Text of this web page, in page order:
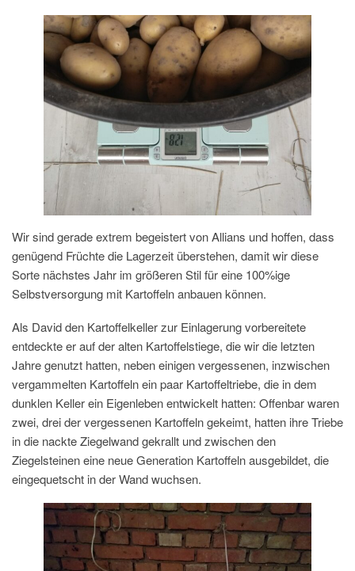
Wir sind gerade extrem begeistert von Allians und hoffen, dass
genügend Früchte die Lagerzeit überstehen, damit wir diese
Sorte nächstes Jahr im größeren Stil für eine 100%ige
Selbstversorgung mit Kartoffeln anbauen können.
Als David den Kartoffelkeller zur Einlagerung vorbereitete
entdeckte er auf der alten Kartoffelstiege, die wir die letzten
Jahre genutzt hatten, neben einigen vergessenen, inzwischen
vergammelten Kartoffeln ein paar Kartoffeltriebe, die in dem
dunklen Keller ein Eigenleben entwickelt hatten: Offenbar waren
zwei, drei der vergessenen Kartoffeln gekeimt, hatten ihre Triebe
in die nackte Ziegelwand gekrallt und zwischen den
Ziegelsteinen eine neue Generation Kartoffeln ausgebildet, die
eingequetscht in der Wand wuchsen.